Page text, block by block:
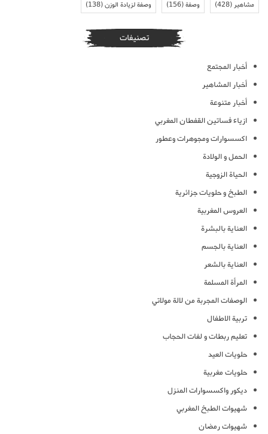
مشاهير(428) وصفة(156) وصفة لزيادة الوزن(138)
تصنيفات
أخبار المجتمع
أخبار المشاهير
أخبار متنوعة
ازياء فساتين القفطان المغربي
اكسسوارات ومجوهرات وعطور
الحمل و الولادة
الحياة الزوجية
الطبخ و حلويات جزائرية
العروس المغربية
العناية بالبشرة
العناية بالجسم
العناية بالشعر
المرأة المسلمة
الوصفات المجربة من لالة مولاتي
تربية الاطفال
تعليم ربطات و لفات الحجاب
حلويات العيد
حلويات مغربية
ديكور واكسسوارات المنزل
شهيوات الطبخ المغربي
شهيوات رمضان